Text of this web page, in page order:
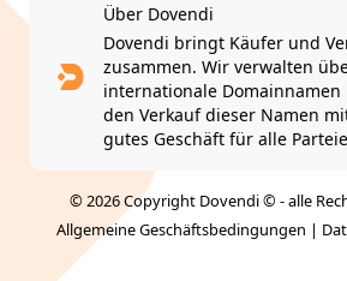
Über Dovendi
Dovendi bringt Käufer und
zusammen. Wir verwalten
internationale
den Verkauf dieser Namen
gutes Geschäft für alle
© 2026 Copyright Dovendi © - alle
Allgemeine Geschäftsbedingungen |